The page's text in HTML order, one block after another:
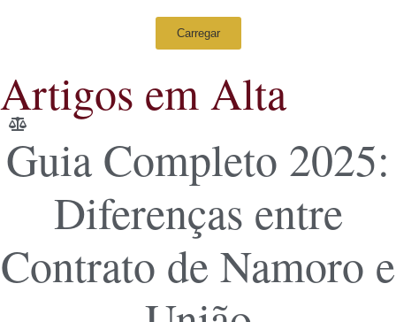
Carregar
Artigos em Alta
Guia Completo 2025:
Diferenças entre
Contrato de Namoro e